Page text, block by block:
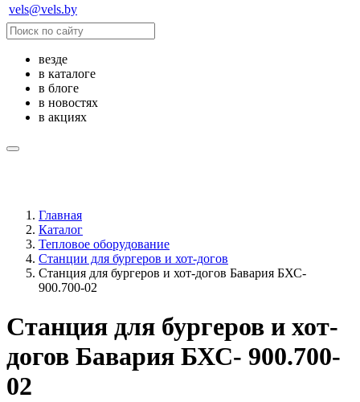
vels@vels.by
везде
в каталоге
в блоге
в новостях
в акциях
Главная
Каталог
Тепловое оборудование
Станции для бургеров и хот-догов
Станция для бургеров и хот-догов Бавария БХС-
900.700-02
Станция для бургеров и хот-
догов Бавария БХС- 900.700-
02